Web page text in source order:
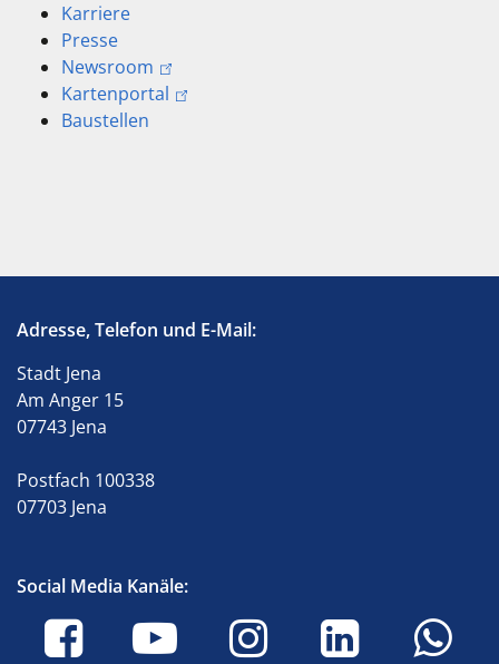
Karriere
Presse
Newsroom
Kartenportal
Baustellen
Adresse, Telefon und E-Mail:
Stadt Jena
Am Anger 15
07743 Jena
Postfach 100338
07703 Jena
Social Media Kanäle: